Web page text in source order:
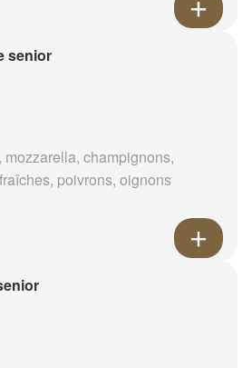
senior
mozzarella, champignons,
poivrons, oignons